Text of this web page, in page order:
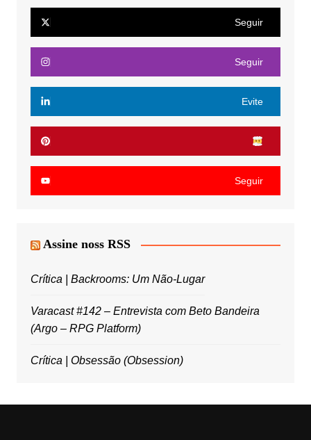
Seguir
Seguir
Evite
Seguir
Assine noss RSS
Crítica | Backrooms: Um Não-Lugar
Varacast #142 – Entrevista com Beto Bandeira
(Argo – RPG Platform)
Crítica | Obsessão (Obsession)